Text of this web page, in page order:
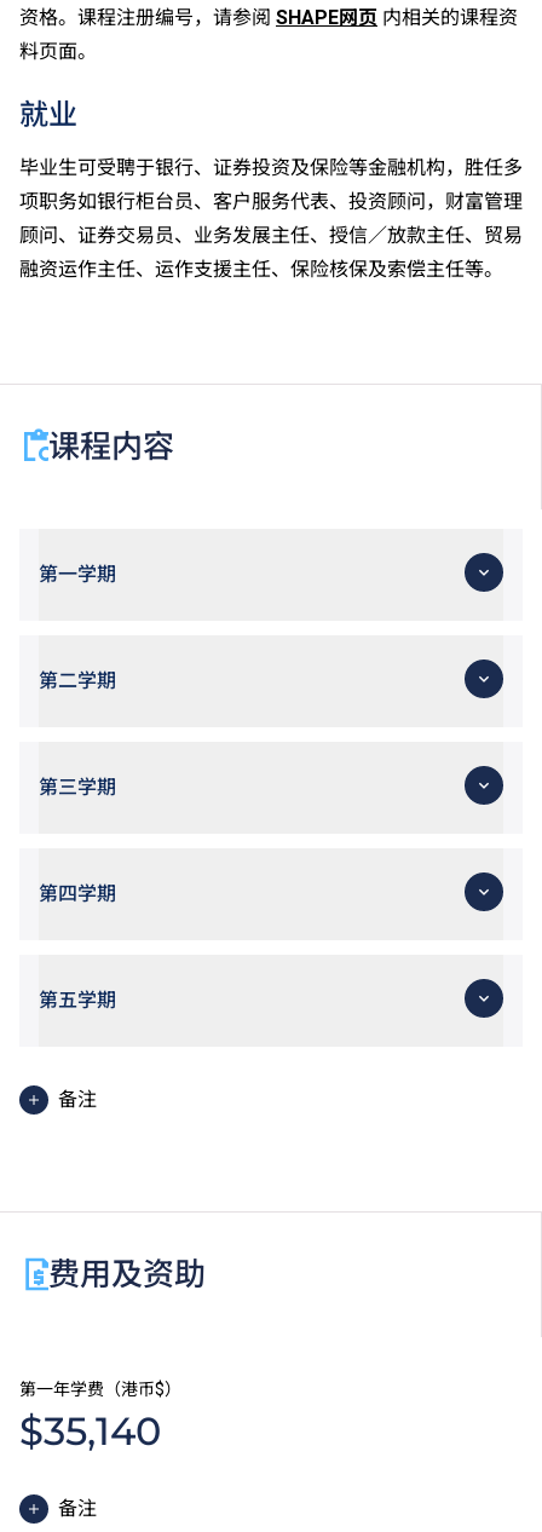
以前入读的学生须完成指定升学单元）的毕业生。
修毕职专国际文凭课程的学生，可按其BTEC及IGCSE
申请人所递交的工作经验及／或资历，会经有关学系作
个别评核。
资格。课程注册编号，请参阅 SHAPE网页 内相关的课程资
料页面。
就业
毕业生可受聘于银行、证券投资及保险等金融机构，胜任多
项职务如银行柜台员、客户服务代表、投资顾问，财富管理
顾问、证券交易员、业务发展主任、授信／放款主任、贸易
融资运作主任、运作支援主任、保险核保及索偿主任等。
课程内容
第一学期
第二学期
第三学期
第四学期
第五学期
备注
费用及资助
第一年学费（港币$）
$35,140
备注